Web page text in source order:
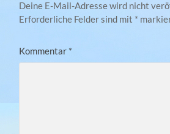
Deine E-Mail-Adresse wird nicht
Erforderliche Felder sind mit *
Kommentar *